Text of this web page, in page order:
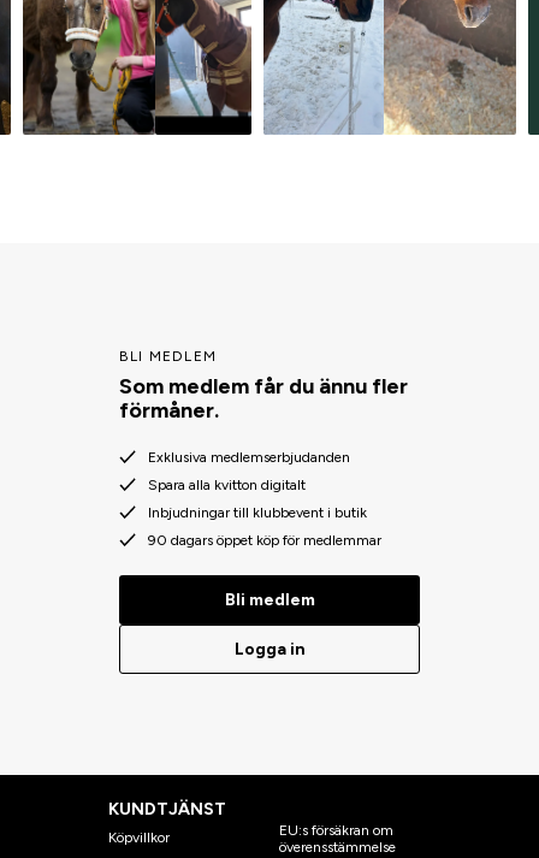
BLI MEDLEM
Som medlem får du ännu fler
förmåner.
Exklusiva medlemserbjudanden
Spara alla kvitton digitalt
Inbjudningar till klubbevent i butik
90 dagars öppet köp för medlemmar
Bli medlem
Logga in
KUNDTJÄNST
Köpvillkor
EU:s försäkran om
överensstämmelse